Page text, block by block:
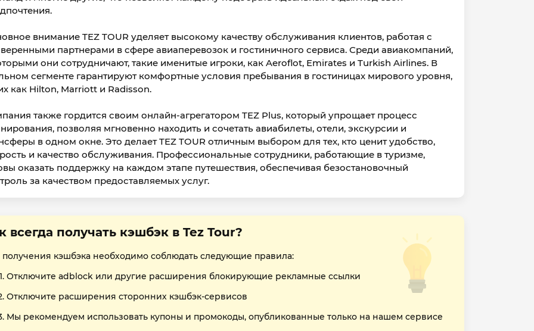
внимание TEZ TOUR уделяет высокому качеству обслуживания клиентов, работая с
партнерами в сфере авиаперевозок и гостиничного сервиса. Среди авиакомпаний,
они сотрудничают, такие именитые игроки, как Aeroflot, Emirates и Turkish Airlines. В
сегменте гарантируют комфортные условия пребывания в гостиницах мирового уровня,
как Hilton, Marriott и Radisson.
также гордится своим онлайн-агрегатором TEZ Plus, который упрощает процесс
позволяя мгновенно находить и сочетать авиабилеты, отели, экскурсии и
в одном окне. Это делает TEZ TOUR отличным выбором для тех, кто ценит удобство,
и качество обслуживания. Профессиональные сотрудники, работающие в туризме,
оказать поддержку на каждом этапе путешествия, обеспечивая безостановочный
за качеством предоставляемых услуг.
всегда получать кэшбэк в Tez Tour?
кэшбэка необходимо соблюдать следующие правила:
Отключите adblock или другие расширения блокирующие рекламные ссылки
Отключите расширения сторонних кэшбэк-сервисов
Мы рекомендуем использовать купоны и промокоды, опубликованные только на нашем сервисе